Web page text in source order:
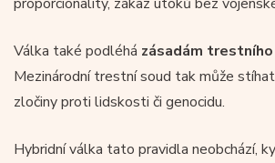
Válka také podléhá zásadám
Mezinárodní trestní soud tak může
zločiny proti lidskosti či genocidu.
Hybridní válka tato pravidla neobchází,